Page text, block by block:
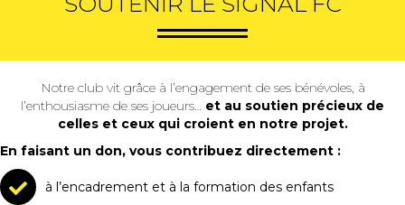
Notre club vit grâce à l’engagement de ses bénévoles, à
l’enthousiasme de ses joueurs… et au soutien précieux de
celles et ceux qui croient en notre projet.
En faisant un don, vous contribuez directement :
à l’encadrement et à la formation des enfants